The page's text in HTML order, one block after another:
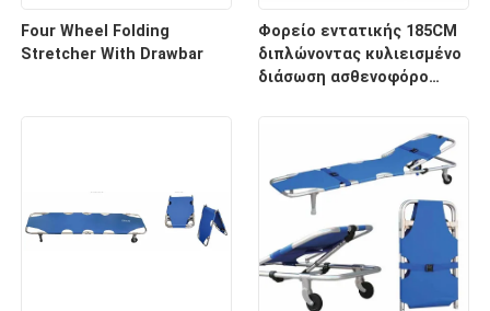
Four Wheel Folding
Stretcher With Drawbar
Φορείο εντατικής 185CM
διπλώνοντας κυλιεισμένο
διάσωση ασθενοφόρο